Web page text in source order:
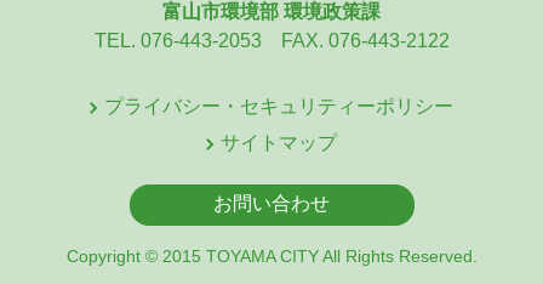
富山市環境部 環境政策課
TEL. 076-443-2053 FAX. 076-443-2122
プライバシー・セキュリティーポリシー
サイトマップ
お問い合わせ
Copyright © 2015 TOYAMA CITY All Rights Reserved.